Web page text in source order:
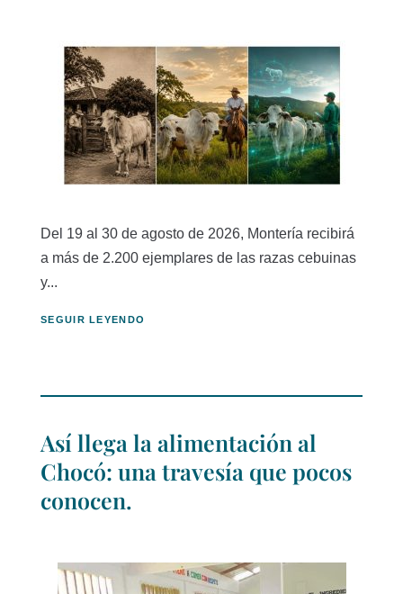
Del 19 al 30 de agosto de 2026, Montería recibirá
a más de 2.200 ejemplares de las razas cebuinas
y...
SEGUIR LEYENDO
Así llega la alimentación al
Chocó: una travesía que pocos
conocen.